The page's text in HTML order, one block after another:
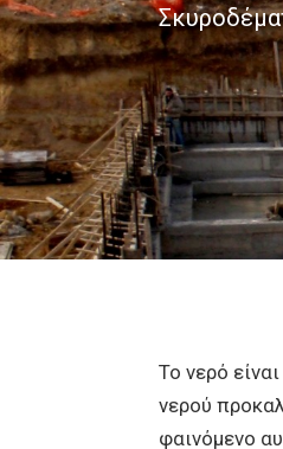
Το νερό
νερού
φαινόμενο